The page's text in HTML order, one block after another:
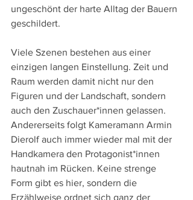
ungeschönt der harte Alltag der Bauern
geschildert.
Viele Szenen bestehen aus einer
einzigen langen Einstellung. Zeit und
Raum werden damit nicht nur den
Figuren und der Landschaft, sondern
auch den Zuschauer*innen gelassen.
Andererseits folgt Kameramann Armin
Dierolf auch immer wieder mal mit der
Handkamera den Protagonist*innen
hautnah im Rücken. Keine strenge
Form gibt es hier, sondern die
Erzählweise ordnet sich ganz der